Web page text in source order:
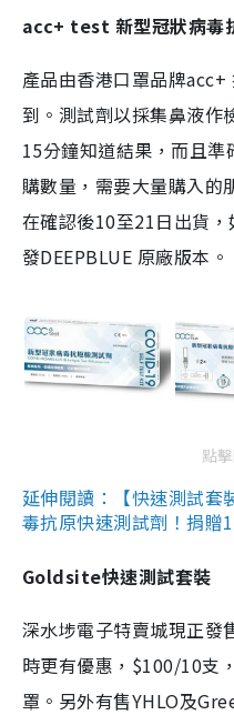
acc+ test 新型冠狀病毒
產品由香港口罩品牌
到。測試劑以採集鼻液作
15分鐘知道結果，而且
購數量，需要大量購入的
在確認後10至21日出貨
發DEEPBLUE 原廠版本。
點
延伸閱讀：【快速測試套
毒抗原快速測試劑！捐贈
Goldsite快速測試套裝
深水埗電子特賣城現正
時更有優惠，$100/10支
罩。另外有售YHLO及